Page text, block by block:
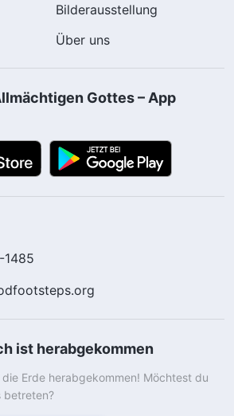
Bilderausstellung
Über uns
Gottes – App
ist herabgekommen
Erde herabgekommen! Möchtest du
betreten?